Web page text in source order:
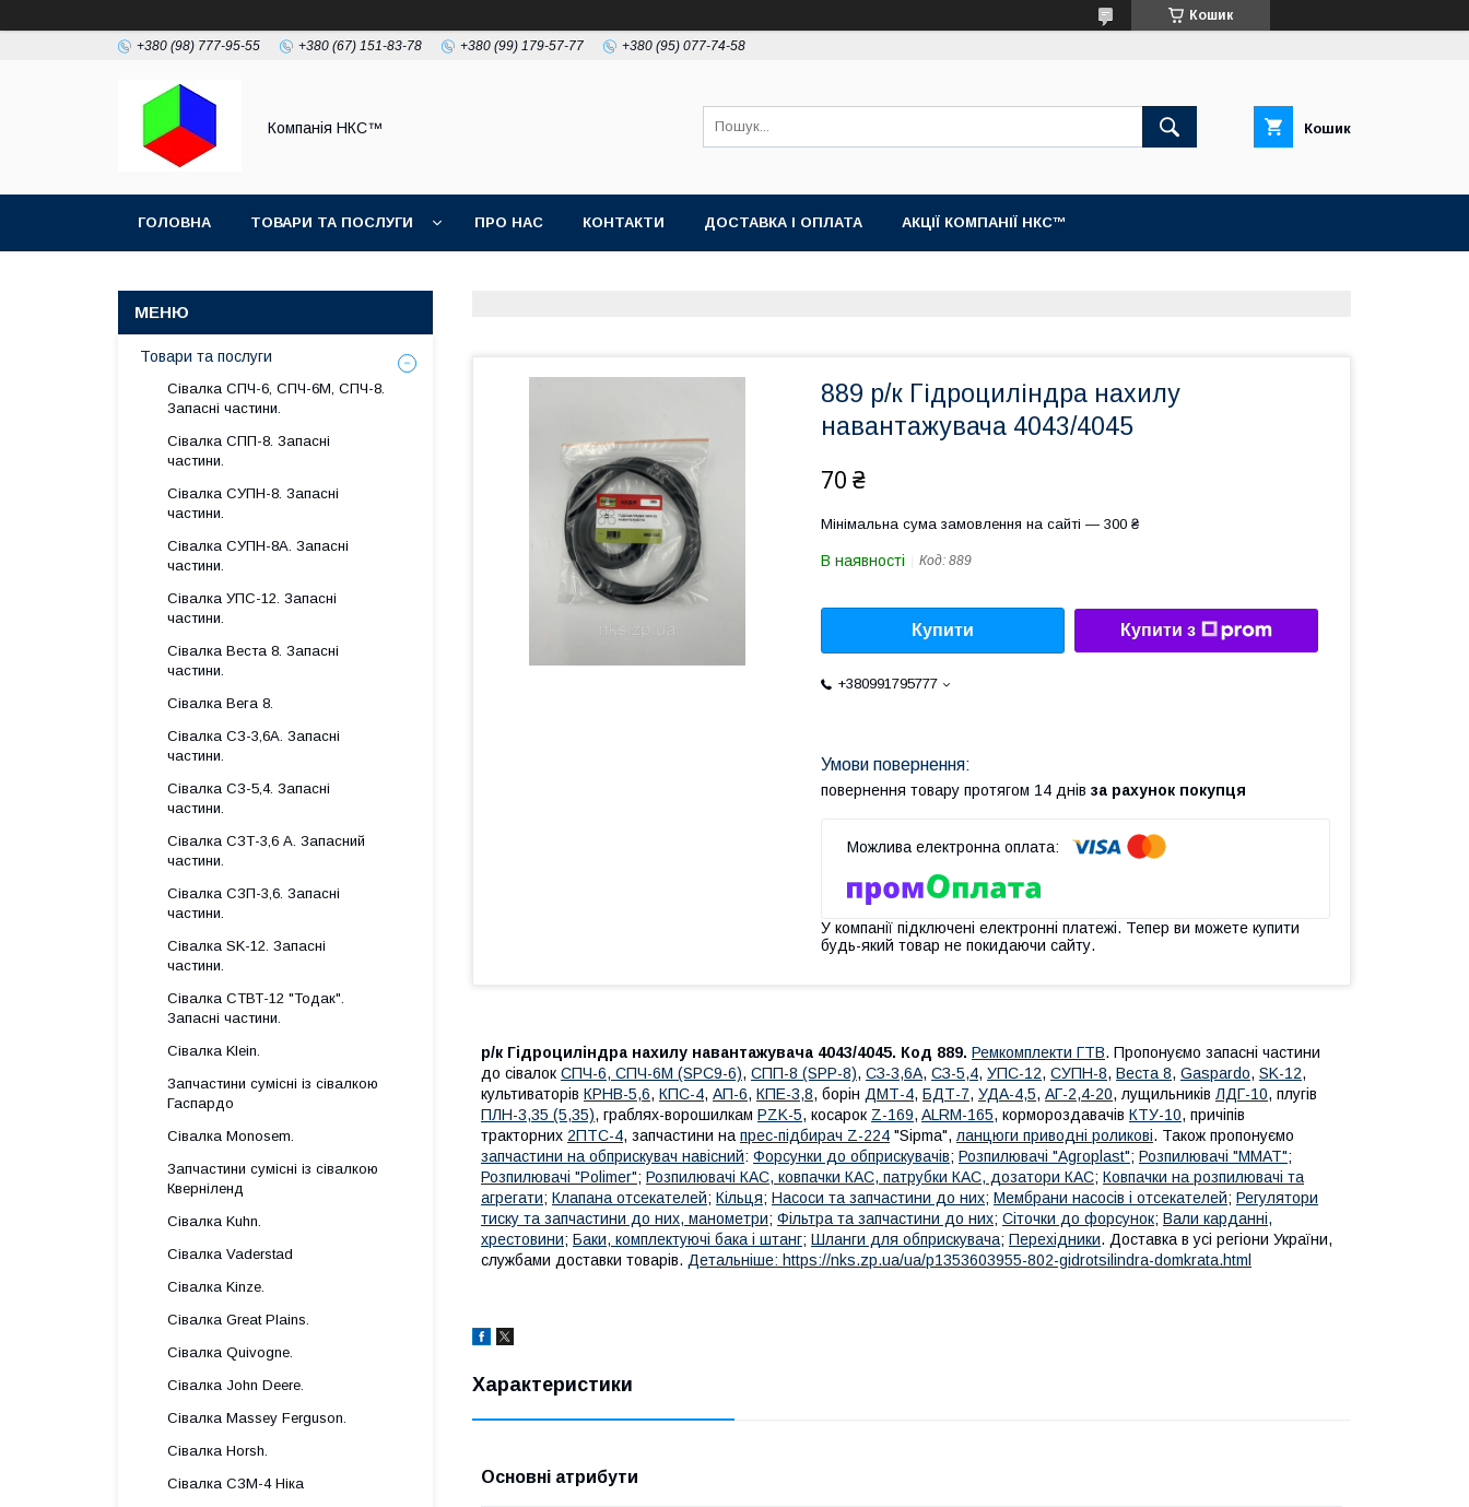
Кошик
+380 (98) 777-95-55 +380 (67) 151-83-78 +380 (99) 179-57-77 +380 (95) 077-74-58
Компанія НКС™ Кошик
ГОЛОВНА ТОВАРИ ТА ПОСЛУГИ ПРО НАС КОНТАКТИ ДОСТАВКА І ОПЛАТА АКЦІЇ КОМПАНІЇ НКС™
889 р/к Гідроциліндра нахилу
навантажувача 4043/4045
70 ₴
Мінімальна сума замовлення на сайті — 300 ₴
В наявності Код: 889
Купити Купити з
+380991795777
повернення товару протягом 14 днів за рахунок покупця
У компанії підключені електронні платежі. Тепер ви можете купити
будь-який товар не покидаючи сайту.
р/к Гідроциліндра нахилу навантажувача 4043/4045. Код 889. Ремкомплекти ГТВ. Пропонуємо запасні частини
до сівалок СПЧ-6, СПЧ-6М (ЅРС9-6), СПП-8 (SPP-8), СЗ-3,6А, СЗ-5,4, УПС-12, СУПН-8, Веста 8, Gaspardo, SK-12,
культиваторів КРНВ-5,6, КПС-4, АП-6, КПЕ-3,8, борін ДМТ-4, БДТ-7, УДА-4,5, АГ-2,4-20, лущильників ЛДГ-10, плугів
ПЛН-3,35 (5,35), граблях-ворошилкам PZK-5, косарок Z-169, ALRM-165, кормороздавачів КТУ-10, причіпів
тракторних 2ПТС-4, запчастини на прес-підбирач Z-224 "Sipma", ланцюги приводні роликові. Також пропонуємо
запчастини на обприскувач навісний: Форсунки до обприскувачів; Розпилювачі "Agroplast"; Розпилювачі "MMAT";
Розпилювачі "Polimer"; Розпилювачі КАС, ковпачки КАС, патрубки КАС, дозатори КАС; Ковпачки на розпилювачі та
агрегати; Клапана отсекателей; Кільця; Насоси та запчастини до них; Мембрани насосів і отсекателей; Регулятори
тиску та запчастини до них, манометри; Фільтра та запчастини до них; Сіточки до форсунок; Вали карданні,
хрестовини; Баки, комплектуючі бака і штанг; Шланги для обприскувача; Перехідники. Доставка в усі регіони України,
службами доставки товарів. Детальніше: https://nks.zp.ua/ua/p1353603955-802-gidrotsilindra-domkrata.html
Характеристики
Основні атрибути
Товари та послуги
Сівалка СПЧ-6, СПЧ-6М, СПЧ-8.
Запасні частини.
Сівалка СПП-8. Запасні
частини.
Сівалка СУПН-8. Запасні
частини.
Сівалка СУПН-8А. Запасні
частини.
Сівалка УПС-12. Запасні
частини.
Сівалка Веста 8. Запасні
частини.
Сівалка Вега 8.
Сівалка СЗ-3,6А. Запасні
частини.
Сівалка СЗ-5,4. Запасні
частини.
Сівалка СЗТ-3,6 А. Запасний
частини.
Сівалка СЗП-3,6. Запасні
частини.
Сівалка SK-12. Запасні
частини.
Сівалка СТВТ-12 "Тодак".
Запасні частини.
Сівалка Klein.
Запчастини сумісні із сівалкою
Гаспардo
Сівалка Monosem.
Запчастини сумісні із сівалкою
Кверніленд
Сівалка Kuhn.
Сівалка Vaderstad
Сівалка Kinze.
Сівалка Great Plains.
Сівалка Quivogne.
Сівалка John Deere.
Сівалка Massey Ferguson.
Сівалка Horsh.
Сівалка СЗМ-4 Ніка